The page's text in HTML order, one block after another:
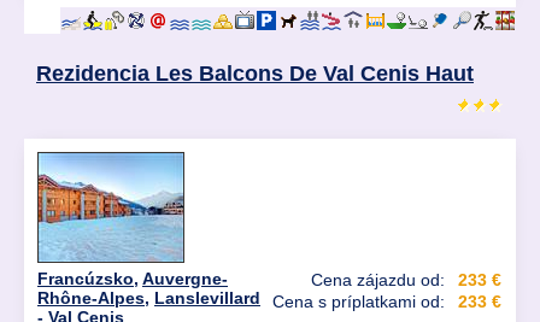
Rezidencia Les Balcons De Val Cenis Haut
Cena zájazdu od:
233 €
Cena s príplatkami od:
233 €
Francúzsko, Auvergne-
Rhône-Alpes, Lanslevillard
- Val Cenis